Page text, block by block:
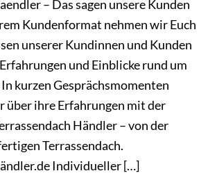
– Das sagen unsere Kunden
Kundenformat nehmen wir Euch
unserer Kundinnen und Kunden
und Einblicke rund um
kurzen Gesprächsmomenten
über ihre Erfahrungen mit der
Händler – von der
Terrassendach.
Individueller […]